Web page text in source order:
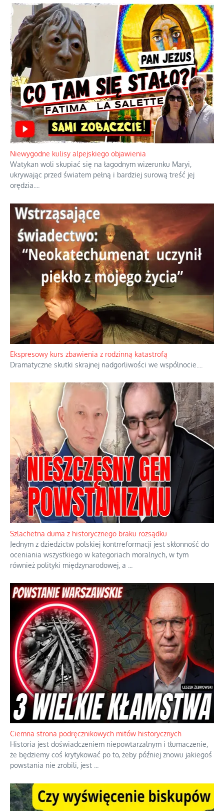
Niewygodne kulisy alpejskiego objawienia
Watykan woli skupiać się na łagodnym wizerunku Maryi,
ukrywając przed światem pełną i bardziej surową treść jej
orędzia.
Ekspresowy kurs zbawienia z rodzinną katastrofą
Dramatyczne skutki skrajnej nadgorliwości we wspólnocie.
Szlachetna duma z historycznego braku rozsądku
Jednym z dziedzictw polskiej kontrreformacji jest skłonność do
oceniania wszystkiego w kategoriach moralnych, w tym
również polityki międzynarodowej, a
Ciemna strona podręcznikowych mitów historycznych
Historia jest doświadczeniem niepowtarzalnym i tłumaczenie,
że będziemy coś krytykować po to, żeby później znowu jakiegoś
powstania nie zrobili, jest ...